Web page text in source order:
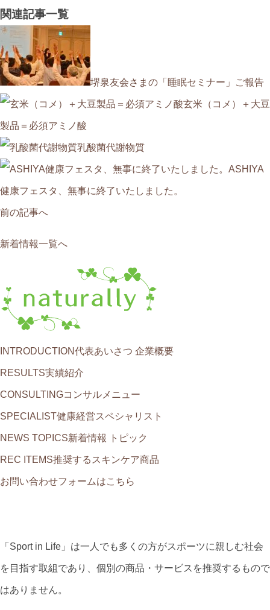
関連記事一覧
堺泉友会さまの「睡眠セミナー」ご報告
玄米（コメ）＋大豆
製品＝必須アミノ酸
乳酸菌代謝物質
ASHIYA
健康フェスタ、無事に終了いたしました。
前の記事へ
新着情報一覧へ
INTRODUCTION代表あいさつ 企業概要
RESULTS実績紹介
CONSULTINGコンサルメニュー
SPECIALIST健康経営スペシャリスト
NEWS TOPICS新着情報 トピック
REC ITEMS推奨するスキンケア商品
お問い合わせフォームはこちら
「Sport in Life」は一人でも多くの方がスポーツに親しむ社会
を目指す取組であり、個別の商品・サービスを推奨するもので
はありません。